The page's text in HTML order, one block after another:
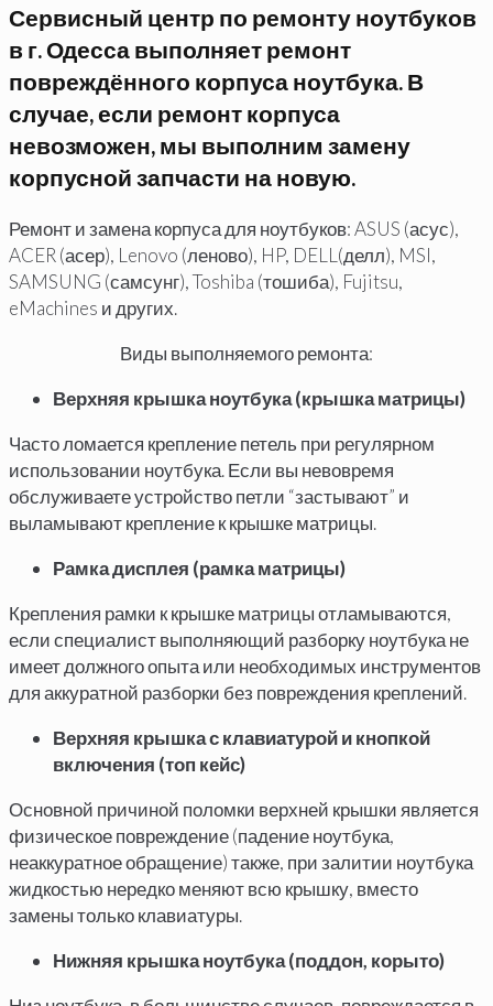
Сервисный центр по ремонту ноутбуков
в г. Одесса выполняет ремонт
повреждённого корпуса ноутбука. В
случае, если ремонт корпуса
невозможен, мы выполним замену
корпусной запчасти на новую.
Ремонт и замена корпуса для ноутбуков: ASUS (асус),
ACER (асер), Lenovo (леново), HP, DELL(делл), MSI,
SAMSUNG (самсунг), Toshiba (тошиба), Fujitsu,
eMachines и других.
Виды выполняемого ремонта:
Верхняя крышка ноутбука (крышка матрицы)
Часто ломается крепление петель при регулярном
использовании ноутбука. Если вы невовремя
обслуживаете устройство петли “застывают” и
выламывают крепление к крышке матрицы.
Рамка дисплея (рамка матрицы)
Крепления рамки к крышке матрицы отламываются,
если специалист выполняющий разборку ноутбука не
имеет должного опыта или необходимых инструментов
для аккуратной разборки без повреждения креплений.
Верхняя крышка с клавиатурой и кнопкой
включения (топ кейс)
Основной причиной поломки верхней крышки является
физическое повреждение (падение ноутбука,
неаккуратное обращение) также, при залитии ноутбука
жидкостью нередко меняют всю крышку, вместо
замены только клавиатуры.
Нижняя крышка ноутбука (поддон, корыто)